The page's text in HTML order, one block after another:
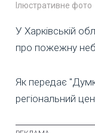
Ілюстративне фото
У Харківській
про пожежну
Як передає
регіональний